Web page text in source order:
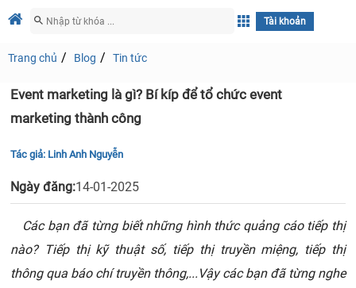
Tài khoản
Trang chủ Blog Tin tức
Event marketing là gì? Bí kíp để tổ chức event
marketing thành công
Tác giả: Linh Anh Nguyễn
Ngày đăng:14-01-2025
Các bạn đã từng biết những hình thức quảng cáo tiếp thị
nào? Tiếp thị kỹ thuật số, tiếp thị truyền miệng, tiếp thị
thông qua báo chí truyền thông,...Vậy các bạn đã từng nghe